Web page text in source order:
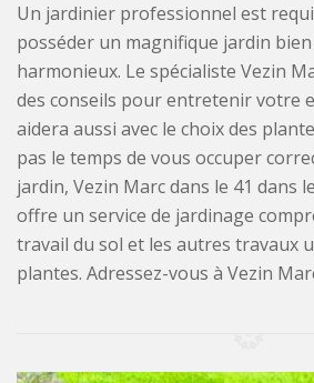
Un jardinier professionnel est
posséder un magnifique jardin
harmonieux. Le spécialiste Vezin
des conseils pour entretenir votre
aidera aussi avec le choix des
pas le temps de vous occuper
jardin, Vezin Marc dans le 41 dans
offre un service de jardinage
travail du sol et les autres travaux
plantes. Adressez-vous à Vezin